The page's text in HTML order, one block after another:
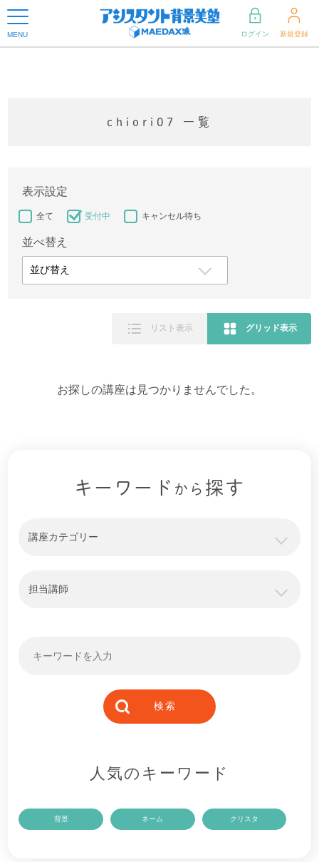
MENU ログイン 新規登録
chiori07 一覧
表示設定
全て 受付中 キャンセル待ち
並べ替え
リスト表示 グリッド表示
お探しの講座は見つかりませんでした。
キーワード から 探す
講座カテゴリー
担当講師
人気のキーワード
背景 ネーム クリスタ